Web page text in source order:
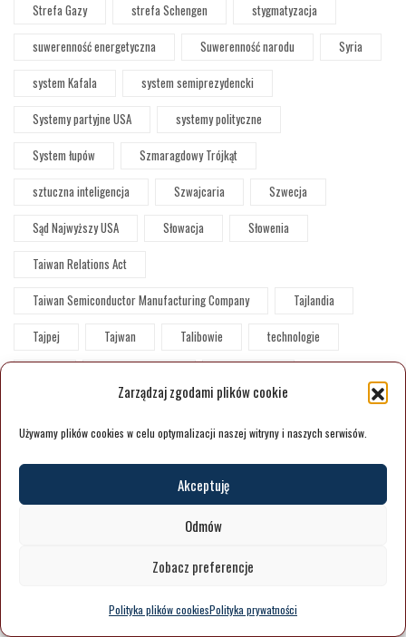
Zarządzaj zgodami plików cookie
Używamy plików cookies w celu optymalizacji naszej witryny i naszych serwisów.
Akceptuję
Odmów
Zobacz preferencje
Polityka plików cookiesPolityka prywatności
Strefa Gazy
strefa Schengen
stygmatyzacja
suwerenność energetyczna
Suwerenność narodu
Syria
system Kafala
system semiprezydencki
Systemy partyjne USA
systemy polityczne
System łupów
Szmaragdowy Trójkąt
sztuczna inteligencja
Szwajcaria
Szwecja
Sąd Najwyższy USA
Słowacja
Słowenia
Taiwan Relations Act
Taiwan Semiconductor Manufacturing Company
Tajlandia
Tajpej
Tajwan Talibowie
technologie
Tradycyjny styl życia
trump
Trybun ludowy
turcja
U.S. Data Security